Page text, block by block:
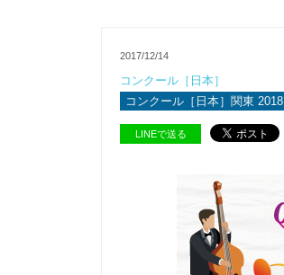
2017/12/14
コンクール［日本］
コンクール［日本］関東 2018
LINEで送る